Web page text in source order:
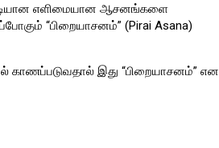
எளிமையான ஆசனங்களை
“பிறையாசனம்” (Pirai Asana)
காணப்படுவதால் இது “பிறையாசனம்” என